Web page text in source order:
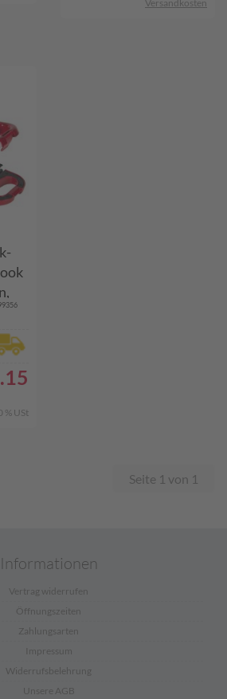
Versandkosten
% USt
Seite 1 von 1
Informationen
Vertrag widerrufen
Öffnungszeiten
Zahlungsarten
Impressum
Widerrufsbelehrung
Unsere AGB